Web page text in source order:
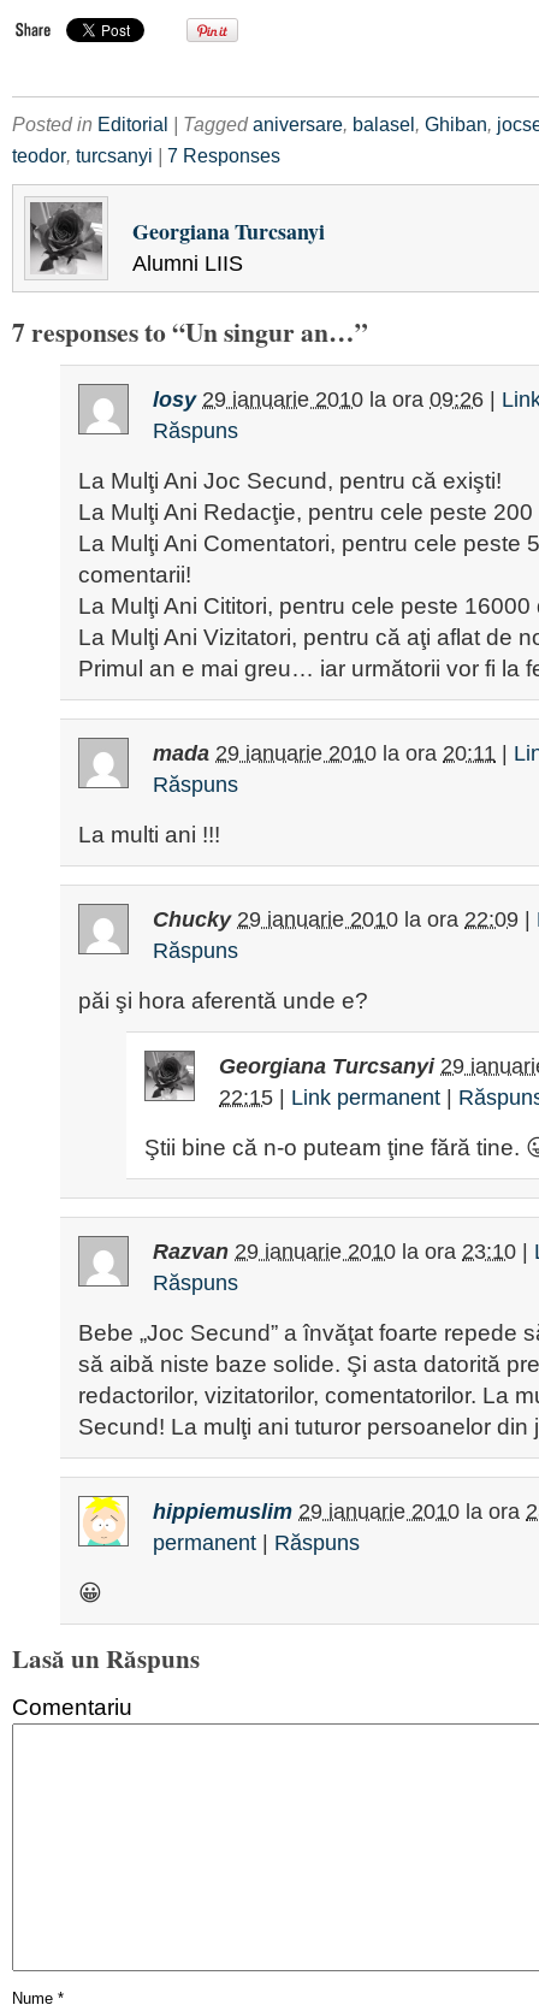
Posted in Editorial | Taggedaniversare, balasel, Ghiban,
teodor, turcsanyi | 7 Responses
Georgiana Turcsanyi
Alumni LIIS
7 responses to “Un singur an…”
losy 29 ianuarie 2010 la ora 09:26
Răspuns
La Mulţi Ani Joc Secund, pentru că exişti!
La Mulţi Ani Redacţie, pentru cele peste
La Mulţi Ani Comentatori, pentru cele peste
comentarii!
La Mulţi Ani Cititori, pentru cele peste 16000
La Mulţi Ani Vizitatori, pentru că aţi aflat de
Primul an e mai greu… iar următorii vor fi la
mada 29 ianuarie 2010 la ora 20:11
Răspuns
La multi ani !!!
Chucky 29 ianuarie 2010 la ora 22:09
Răspuns
păi şi hora aferentă unde e?
Georgiana Turcsanyi 29
22:15
Link permanent
Ştii bine că n-o puteam ţine fără tine.
Razvan 29 ianuarie 2010 la ora 23:10
Răspuns
Bebe „Joc Secund” a învăţat foarte repede
să aibă niste baze solide. Şi asta datorită
redactorilor, vizitatorilor, comentatorilor. La
Secund! La mulţi ani tuturor persoanelor din
hippiemuslim 29 ianuarie 2010 la ora
permanent
Răspuns
😀
Lasă un Răspuns
Comentariu
Nume *